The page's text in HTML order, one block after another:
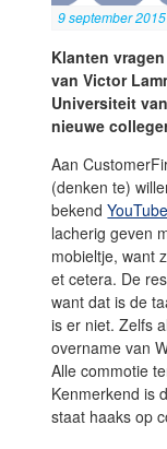
9 september 2015
Klanten
van Victor
Universiteit
nieuwe
Aan
(denken te)
bekend
lacherig geven
mobieltje, want
et cetera. De
want dat is de
is er niet. Zelfs
overname van
Alle commotie
Kenmerkend is
staat haaks op